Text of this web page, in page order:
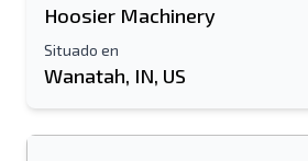
Hoosier Machinery
Situado en
Wanatah, IN, US